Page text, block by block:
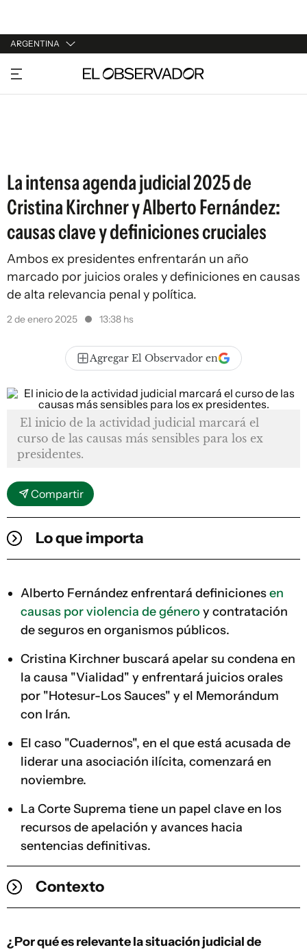
ARGENTINA
URUGUAY
ARGENTINA
La intensa agenda judicial 2025 de
Cristina Kirchner y Alberto Fernández:
causas clave y definiciones cruciales
Ambos ex presidentes enfrentarán un año
marcado por juicios orales y definiciones en causas
de alta relevancia penal y política.
2 de enero 2025 13:38 hs
Agregar El Observador en
El inicio de la actividad judicial marcará el
curso de las causas más sensibles para los ex
presidentes.
Compartir
Lo que importa
Alberto Fernández enfrentará definicionesen
causas por violencia de género y contratación
de seguros en organismos públicos.
Cristina Kirchner buscará apelar su condena en
la causa "Vialidad" y enfrentará juicios orales
por "Hotesur-Los Sauces" y el Memorándum
con Irán.
El caso "Cuadernos", en el que está acusada de
liderar una asociación ilícita, comenzará en
noviembre.
La Corte Suprema tiene un papel clave en los
recursos de apelación y avances hacia
sentencias definitivas.
Contexto
¿Por qué es relevante la situación judicial de